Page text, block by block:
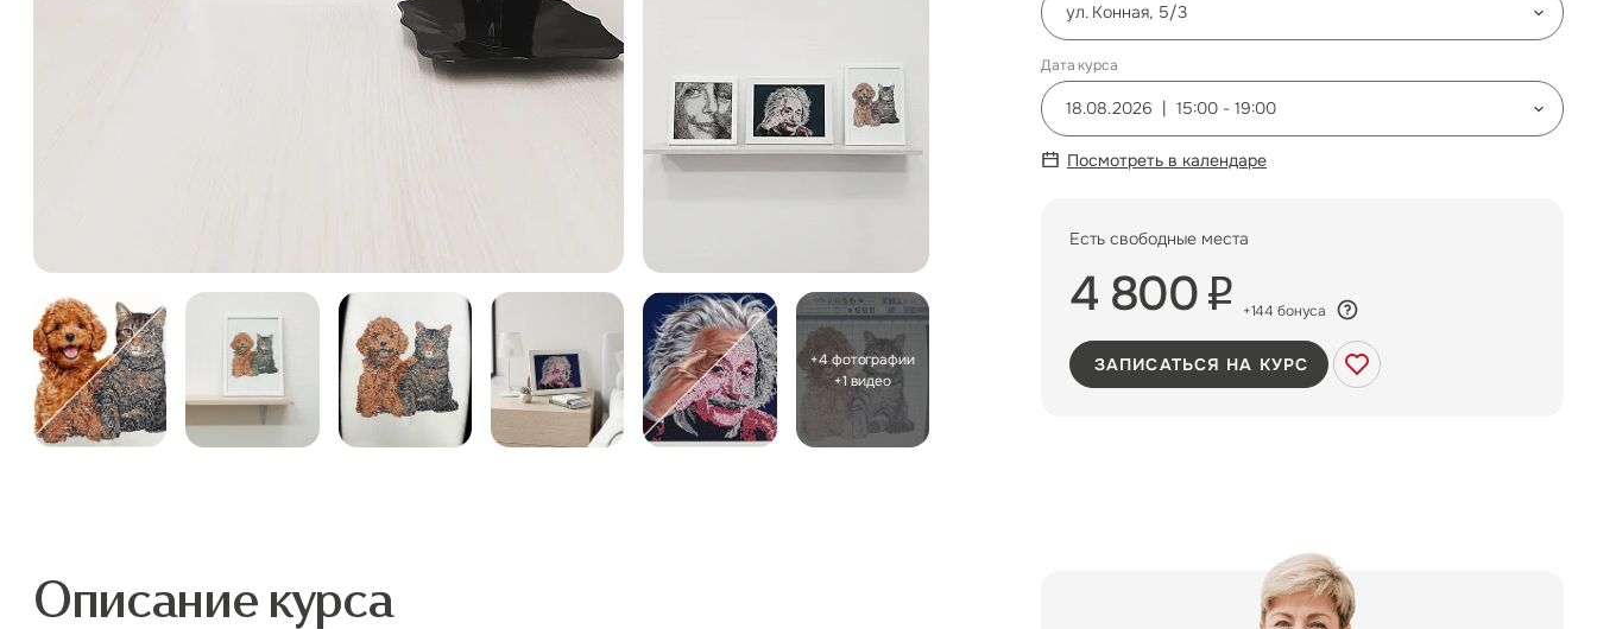
+4 фотографии
+1 видео
ул. Конная, 5/3
ул. Конная, 5/3
Дата курса
18.08.2026 | 15:00 - 19:00
Посмотреть в календаре
Есть свободные места
4 800 +144 бонуса
ЗАПИСАТЬСЯ НА КУРС
Описание курса